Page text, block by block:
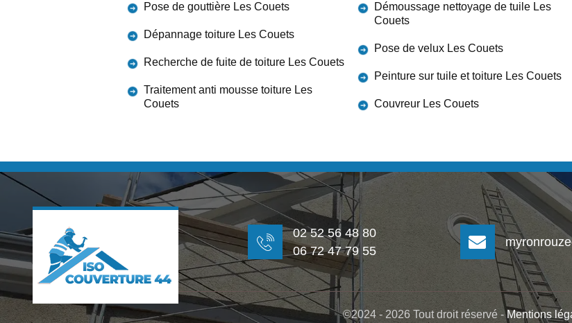
Pose de gouttière Les Couets
Dépannage toiture Les Couets
Recherche de fuite de toiture Les Couets
Traitement anti mousse toiture Les
Couets
Démoussage nettoyage de tuile Les
Couets
Pose de velux Les Couets
Peinture sur tuile et toiture Les Couets
Couvreur Les Couets
02 52 56 48 80
06 72 47 79 55
©2024 - 2026 Tout droit réservé -Mentions